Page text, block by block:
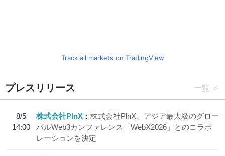
Track all markets on TradingView
プレスリリース 一覧
8/5
14:00
株式会社PlnX
株式会社PlnX、アジア最大級のグロー
バルWeb3カンファレンス「WebX2026」とのコラボ
レーションを決定